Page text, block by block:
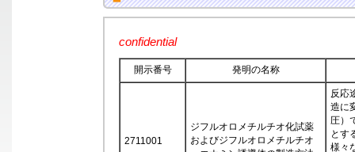
confidential
開示番号 発明の名称
2711001
ジフルオロメチルチオ化試薬
およびジフルオロメチルチオ
反応
造に
圧）
とす
様々